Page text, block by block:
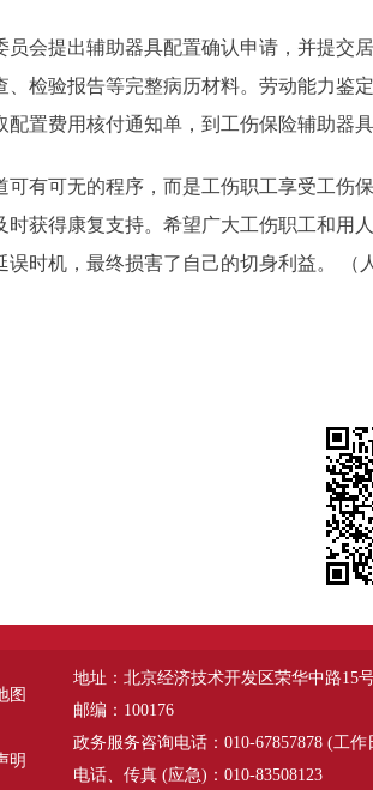
提出辅助器具配置确认申请，并提交
检验报告等完整病历材料。劳动能力
置费用核付通知单，到工伤保险辅助器
可无的程序，而是工伤职工享受工伤
获得康复支持。希望广大工伤职工和用
时机，最终损害了自己的切身利益。 （
图
明
地址：北京经济技术开发区荣华中路15
邮编：100176
政务服务咨询电话：010-67857878 (工作
电话、传真 (应急)：010-83508123